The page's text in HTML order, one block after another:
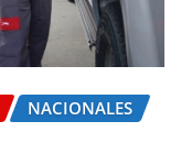
NACIONALES